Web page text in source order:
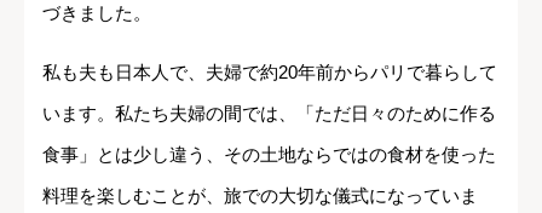
づきました。
私も夫も日本人で、夫婦で約20年前からパリで暮らして
います。私たち夫婦の間では、「ただ日々のために作る
食事」とは少し違う、その土地ならではの食材を使った
料理を楽しむことが、旅での大切な儀式になっていま